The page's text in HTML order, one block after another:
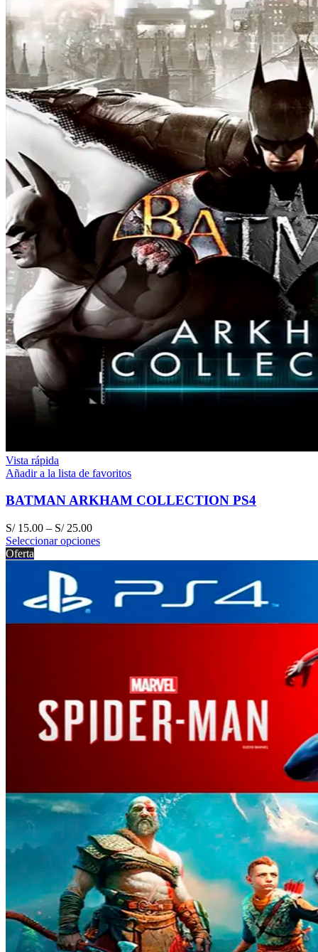
Vista rápida
Añadir a la lista de favoritos
BATMAN ARKHAM COLLECTION PS4
S/15.00 – S/25.00
Seleccionar opciones
Oferta